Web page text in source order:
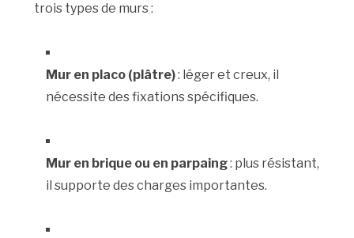
trois types de murs :
Mur en placo (plâtre): léger et creux, il
nécessite des fixations spécifiques.
Mur en brique ou en parpaing: plus résistant,
il supporte des charges importantes.